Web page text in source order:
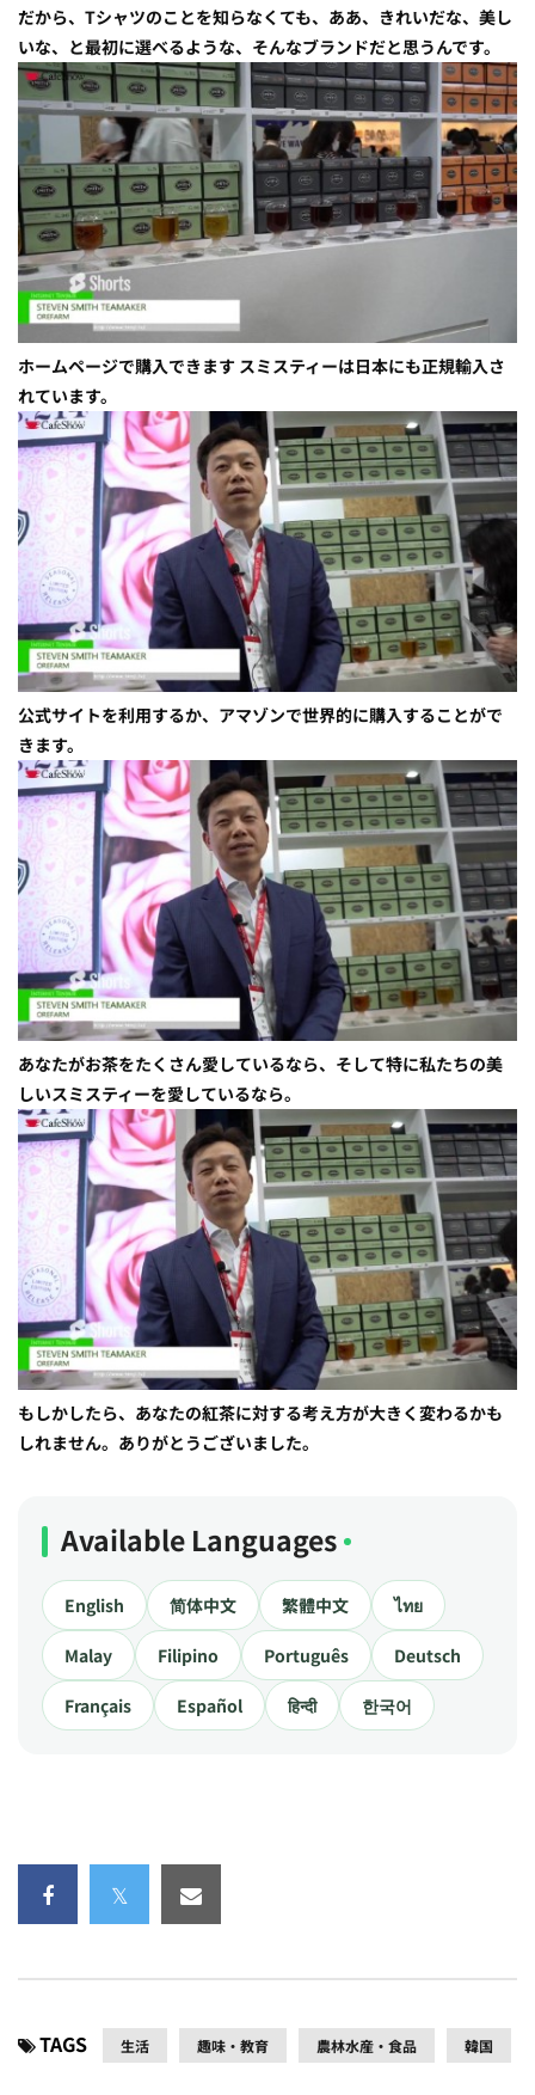
だから、Tシャツのことを知らなくても、ああ、きれいだな、美し
いな、と最初に選べるような、そんなブランドだと思うんです。
ホームページで購入できます スミスティーは日本にも正規輸入さ
れています。
公式サイトを利用するか、アマゾンで世界的に購入することがで
きます。
あなたがお茶をたくさん愛しているなら、そして特に私たちの美
しいスミスティーを愛しているなら。
もしかしたら、あなたの紅茶に対する考え方が大きく変わるかも
しれません。ありがとうございました。
Available Languages
English 简体中文 繁體中文 ไทย
Malay Filipino Português Deutsch
Français Español हिन्दी 한국어
TAGS 生活 趣味・教育 農林水産・食品 韓国